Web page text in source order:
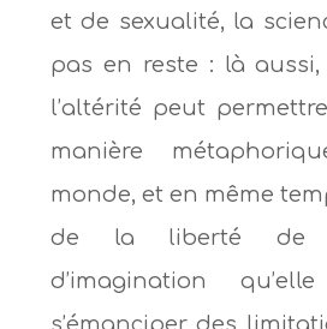
et de sexualité, la
pas en reste : là
l’altérité peut
manière
monde, et en même
de la liberté de
d’imagination
s’émanciper des